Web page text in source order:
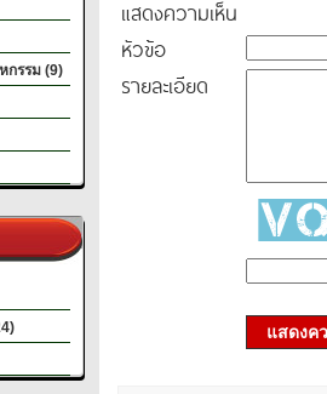
กรรม (9)
แสดงความเห็น
หัวข้อ
รายละเอียด
แสดงค